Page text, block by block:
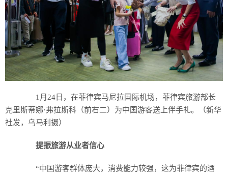
1月24日，在菲律宾马尼拉国际机场，菲律宾旅游部长
克里斯蒂娜·弗拉斯科（前右二）为中国游客送上伴手礼。（新华
社发，乌马利摄）
提振旅游从业者信心
“中国游客群体庞大，消费能力较强，这为菲律宾的酒